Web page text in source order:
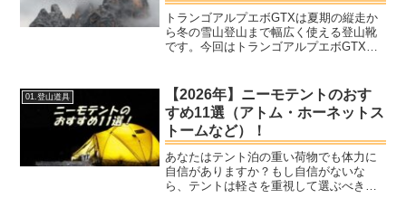
トランゴアルプエボGTXは夏期の縦走か
ら冬の雪山登山まで幅広く使える登山靴
です。今回はトランゴアルプエボGTXを
山専用靴でないので、デメリットはしっ
かり把握した上で選ぶ...
01.登山道具
【2026年】ニーモテントのおす
すめ11選（アトム・ホーネットス
トームなど）！
あなたはテント泊の重い荷物でも体力に
自信がありますか？もし自信がないな
ら、テントは軽さを重視して選ぶべきで